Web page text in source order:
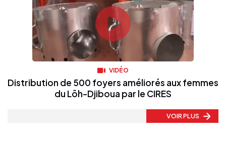
VIDÉO
Distribution de 500 foyers améliorés aux femmes
du Lôh-Djiboua par le CIRES
VOIR PLUS